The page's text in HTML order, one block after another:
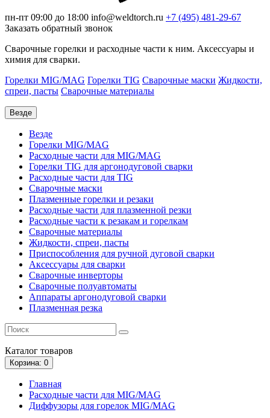
пн-пт 09:00 до 18:00 info@weldtorch.ru +7 (495) 481-29-67
Заказать обратный звонок
Сварочные горелки и расходные части к ним. Аксессуары и
химия для сварки.
Горелки MIG/MAG Горелки TIG Сварочные маски Жидкости,
спреи, пасты Сварочные материалы
Везде
Везде
Горелки MIG/MAG
Расходные части для MIG/MAG
Горелки TIG для аргонодуговой сварки
Расходные части для TIG
Сварочные маски
Плазменные горелки и резаки
Расходные части для плазменной резки
Расходные части к резакам и горелкам
Сварочные материалы
Жидкости, спреи, пасты
Приспособления для ручной дуговой сварки
Аксессуары для сварки
Сварочные инверторы
Сварочные полуавтоматы
Аппараты аргонодуговой сварки
Плазменная резка
Каталог товаров
Корзина: 0
Главная
Расходные части для MIG/MAG
Диффузоры для горелок MIG/MAG